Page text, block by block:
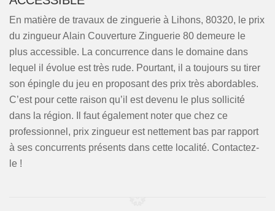
En matière de travaux de zinguerie à Lihons, 80320, le prix
du zingueur Alain Couverture Zinguerie 80 demeure le
plus accessible. La concurrence dans le domaine dans
lequel il évolue est très rude. Pourtant, il a toujours su tirer
son épingle du jeu en proposant des prix très abordables.
C’est pour cette raison qu’il est devenu le plus sollicité
dans la région. Il faut également noter que chez ce
professionnel, prix zingueur est nettement bas par rapport
à ses concurrents présents dans cette localité. Contactez-
le !